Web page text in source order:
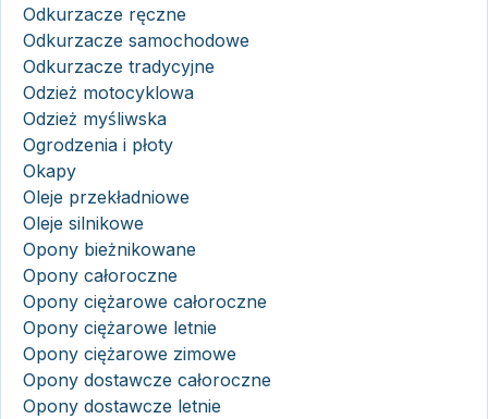
Odkurzacze ręczne
Odkurzacze samochodowe
Odkurzacze tradycyjne
Odzież motocyklowa
Odzież myśliwska
Ogrodzenia i płoty
Okapy
Oleje przekładniowe
Oleje silnikowe
Opony bieżnikowane
Opony całoroczne
Opony ciężarowe całoroczne
Opony ciężarowe letnie
Opony ciężarowe zimowe
Opony dostawcze całoroczne
Opony dostawcze letnie